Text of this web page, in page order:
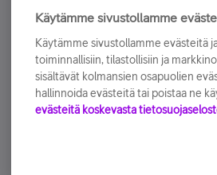
Käytämme sivustollamme
Käytämme sivustollamme evästeitä
toiminnallisiin, tilastollisiin ja
sisältävät kolmansien osapuolien
hallinnoida evästeitä tai poistaa ne
evästeitä koskevasta